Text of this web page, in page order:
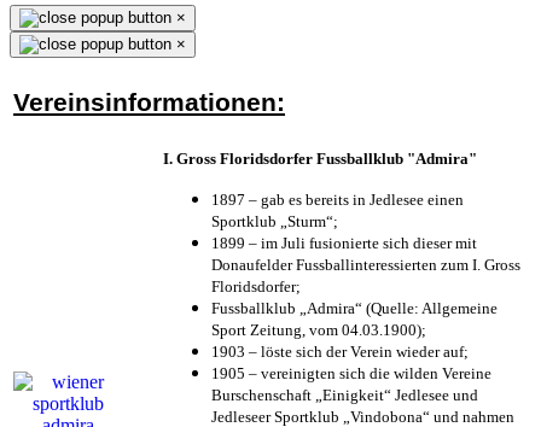
×
×
Vereinsinformationen:
I. Gross Floridsdorfer Fussballklub "Admira"
1897 – gab es bereits in Jedlesee einen
Sportklub „Sturm“;
1899 – im Juli fusionierte sich dieser mit
Donaufelder Fussballinteressierten zum I. Gross
Floridsdorfer;
Fussballklub „Admira“ (Quelle: Allgemeine
Sport Zeitung, vom 04.03.1900);
1903 – löste sich der Verein wieder auf;
1905 – vereinigten sich die wilden Vereine
Burschenschaft „Einigkeit“ Jedlesee und
Jedleseer Sportklub „Vindobona“ und nahmen